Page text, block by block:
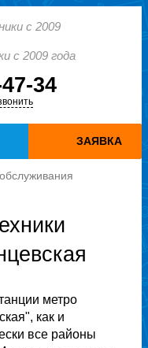
с 2009 года
34
ЗАЯВКА
метро
как и
все районы